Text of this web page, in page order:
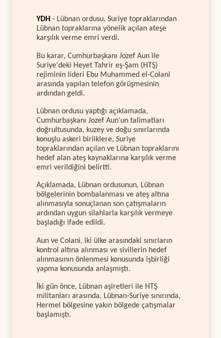
YDH - Lübnan ordusu, Suriye topraklarından
Lübnan topraklarına yönelik açılan ateşe
karşılık verme emri verdi.
Bu karar, Cumhurbaşkanı Jozef Aun ile
Suriye'deki Heyet Tahrir eş-Şam (HTŞ)
rejiminin lideri Ebu Muhammed el-Colani
arasında yapılan telefon görüşmesinin
ardından geldi.
Lübnan ordusu yaptığı açıklamada,
Cumhurbaşkanı Jozef Aun'un talimatları
doğrultusunda, kuzey ve doğu sınırlarında
konuşlu askeri birliklere, Suriye
topraklarından açılan ve Lübnan topraklarını
hedef alan ateş kaynaklarına karşılık verme
emri verildiğini belirtti.
Açıklamada, Lübnan ordusunun, Lübnan
bölgelerinin bombalanması ve ateş altına
alınmasıyla sonuçlanan son çatışmaların
ardından uygun silahlarla karşılık vermeye
başladığı ifade edildi.
Aun ve Colani, iki ülke arasındaki sınırların
kontrol altına alınması ve sivillerin hedef
alınmasının önlenmesi konusunda işbirliği
yapma konusunda anlaşmıştı.
İki gün önce, Lübnan aşiretleri ile HTŞ
militanları arasında, Lübnan-Suriye sınırında,
Hermel bölgesine yakın bölgede çatışmalar
başlamıştı.